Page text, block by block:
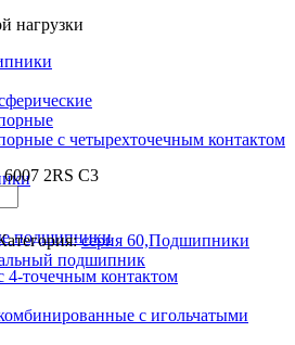
нагрузки
с четырехточечным контактом
подшипники
точечным контактом
с игольчатыми
2RS C3
серия 60,Подшипники
подшипник